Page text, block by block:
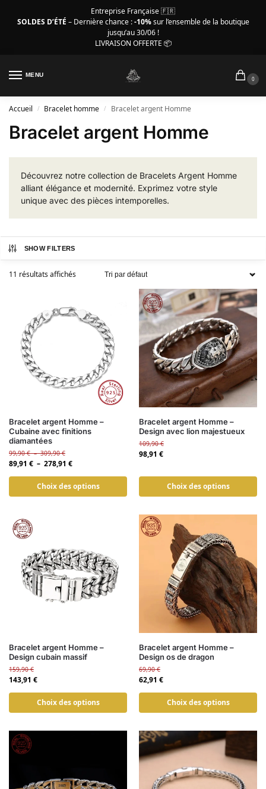
Entreprise Française 🇫🇷
SOLDES D’ÉTÉ – Dernière chance :-10%sur l’ensemble de la boutique
jusqu’au 30/06 !
LIVRAISON OFFERTE 📦
MENU
0
Accueil / Bracelet homme / Bracelet argent Homme
Bracelet argent Homme
Découvrez notre collection de Bracelets Argent Homme
alliant élégance et modernité. Exprimez votre style
unique avec des pièces intemporelles.
SHOW FILTERS
11 résultats affichés
Bracelet argent Homme –
Cubaine avec finitions
diamantées
99,90€ – 309,90€
89,91 € – 278,91 €
Choix des options
Bracelet argent Homme –
Design avec lion majestueux
109,90€
98,91 €
Choix des options
Bracelet argent Homme –
Design cubain massif
159,90€
143,91 €
Choix des options
Bracelet argent Homme –
Design os de dragon
69,90€
62,91 €
Choix des options